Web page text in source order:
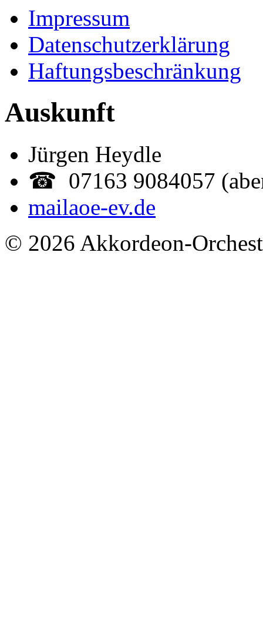
Impressum
Datenschutzerklärung
Haftungsbeschränkung
Auskunft
Jürgen Heydle
☎ 07163 9084057
mailaoe-ev.de
© 2026 Akkordeon-